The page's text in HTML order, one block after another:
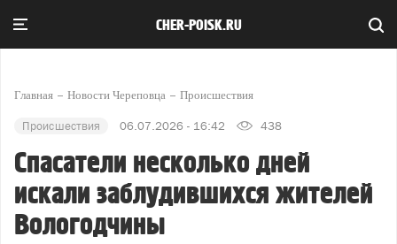
CHER-POISK.RU
Главная Новости Череповца Происшествия
Происшествия 06.07.2026 - 16:42 438
Спасатели несколько дней
искали заблудившихся жителей
Вологодчины